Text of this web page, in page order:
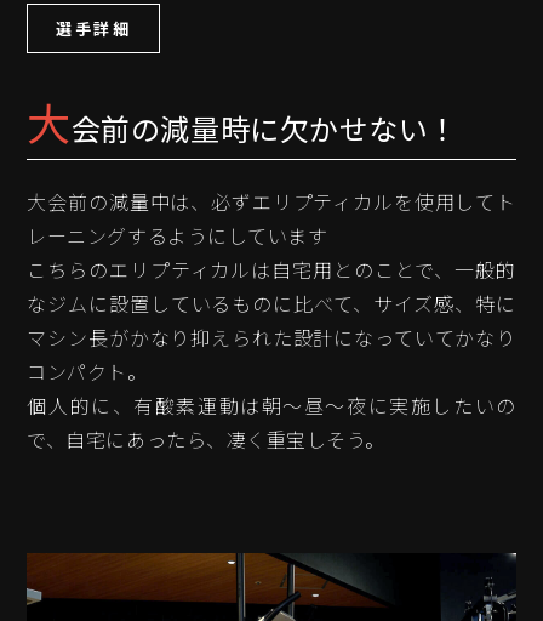
選手詳細
大会前の減量時に欠かせない！
大会前の減量中は、必ずエリプティカルを使用してト
レーニングするようにしています
こちらのエリプティカルは自宅用とのことで、一般的
なジムに設置しているものに比べて、サイズ感、特に
マシン長がかなり抑えられた設計になっていてかなり
コンパクト。
個人的に、有酸素運動は朝～昼～夜に実施したいの
で、自宅にあったら、凄く重宝しそう。